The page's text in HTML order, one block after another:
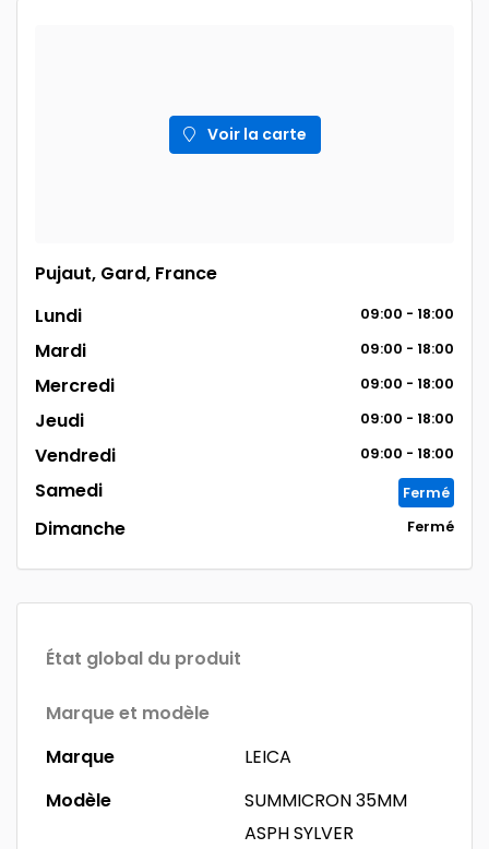
Voir la carte
Pujaut, Gard, France
Lundi
09:00 - 18:00
Mardi 09:00 - 18:00
Mercredi 09:00 - 18:00
Jeudi 09:00 - 18:00
Vendredi 09:00 - 18:00
Samedi Fermé
Dimanche Fermé
État global du produit
Marque et modèle
Marque
LEICA
Modèle
SUMMICRON 35MM
ASPH SYLVER